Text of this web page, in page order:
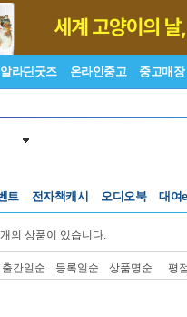
알라딘굿즈 온라인중고 중고매장
트 전자책캐시 오디오북 대여
개의 상품이 있습니다.
출간일순 등록일순 상품명순 평